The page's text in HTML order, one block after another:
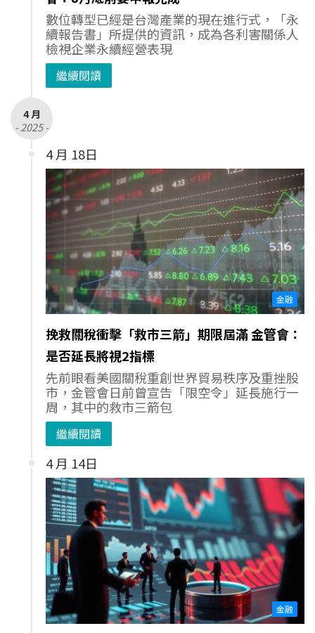
數位轉型已經是台灣產業的現在進行式，「永
續報告書」所提供的資訊，成為各利害關係人
檢視企業永續經營表現
繼續閱讀
4 月
- 2025 -
4 月 18日
金融
挽救關稅衝擊「救市三箭」期限屆滿 金管會：
是否延長將視2指標
先前眼看美國關稅重創世界貿易秩序及重挫股
市，金管會日前曾宣告「限空令」延長施行一
周，其中的救市三箭包
繼續閱讀
4 月 14日
金融